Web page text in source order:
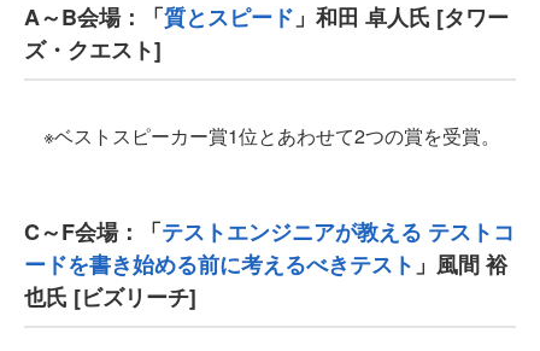
A～B会場：「質とスピード」和田 卓人氏 [タワー
ズ・クエスト]
※ベストスピーカー賞1位とあわせて2つの賞を受賞。
C～F会場：「テストエンジニアが教える テストコ
ードを書き始める前に考えるべきテスト」風間 裕
也氏 [ビズリーチ]